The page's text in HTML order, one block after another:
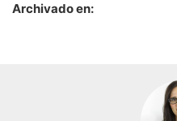
Archivado en: